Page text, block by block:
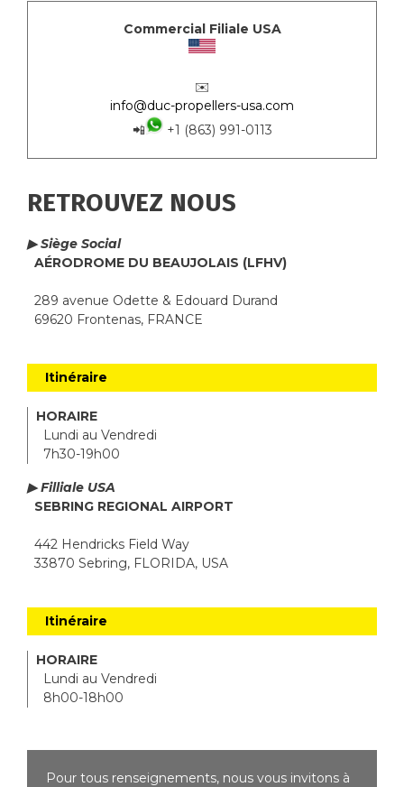
Commercial Filiale USA
✉️
info@duc-propellers-usa.com
📲
+1 (863) 991-0113
RETROUVEZ NOUS
▶ Siège Social
AÉRODROME DU BEAUJOLAIS (LFHV)
289 avenue Odette & Edouard Durand
69620 Frontenas, FRANCE
Itinéraire
HORAIRE
Lundi au Vendredi
7h30-19h00
▶ Filliale USA
SEBRING REGIONAL AIRPORT
442 Hendricks Field Way
33870 Sebring, FLORIDA, USA
Itinéraire
HORAIRE
Lundi au Vendredi
8h00-18h00
Pour tous renseignements, nous vous invitons à